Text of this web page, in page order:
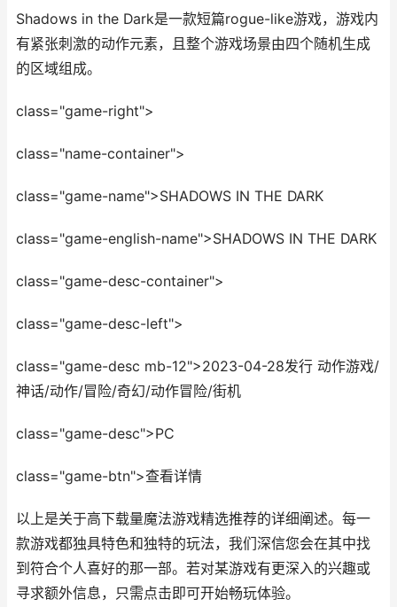
Shadows in the Dark是一款短篇rogue-like游戏，游戏内
有紧张刺激的动作元素，且整个游戏场景由四个随机生成
的区域组成。
class="game-right">
class="name-container">
class="game-name">SHADOWS IN THE DARK
class="game-english-name">SHADOWS IN THE DARK
class="game-desc-container">
class="game-desc-left">
class="game-desc mb-12">2023-04-28发行 动作游戏/
神话/动作/冒险/奇幻/动作冒险/街机
class="game-desc">PC
class="game-btn">查看详情
以上是关于高下载量魔法游戏精选推荐的详细阐述。每一
款游戏都独具特色和独特的玩法，我们深信您会在其中找
到符合个人喜好的那一部。若对某游戏有更深入的兴趣或
寻求额外信息，只需点击即可开始畅玩体验。